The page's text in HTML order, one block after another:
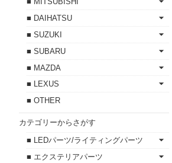
■ DAIHATSU
■ SUZUKI
■ SUBARU
■ MAZDA
■ LEXUS
■ OTHER
カテゴリーからさがす
■ LEDパーツ/ライティングパーツ
■ エクステリアパーツ